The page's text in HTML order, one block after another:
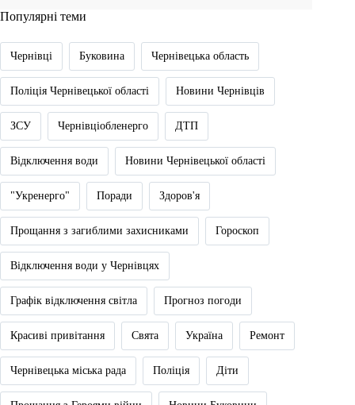
Популярні теми
Чернівці Буковина Чернівецька область
Поліція Чернівецької області Новини Чернівців
ЗСУ Чернівціобленерго ДТП
Відключення води Новини Чернівецької області
"Укренерго" Поради Здоров'я
Прощання з загиблими захисниками Гороскоп
Відключення води у Чернівцях
Графік відключення світла Прогноз погоди
Красиві привітання Свята Україна Ремонт
Чернівецька міська рада Поліція Діти